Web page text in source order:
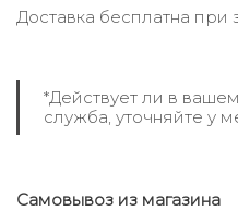
Доставка бесплатна при
*Действует ли в
служба, уточняйте у
Самовывоз из магазина